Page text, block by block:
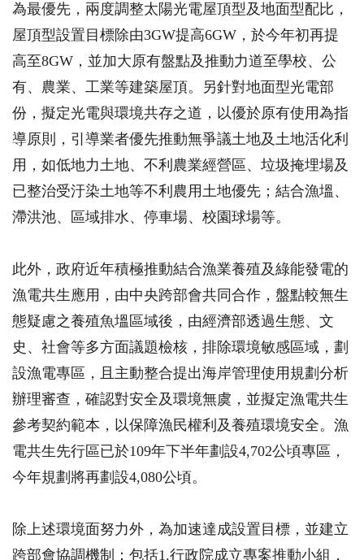
為最優先，兩度調整太陽光電屋頂型及地面型配比，
屋頂型設置目標除由3GW提高6GW，於今年初再提
高至8GW，並加大原有盤點及推動力道至學校、公
有、農業、工業等建築屋頂。另針對地面型光電部
份，擬定光電與環境共存之道，以優於原有使用為指
導原則，引導業者優先推動無爭議土地及土地活化利
用，如低地力土地、不利農業經營區、垃圾掩埋場及
已整治受汙染土地等不利農用土地優先；結合漁塭、
滯洪池、區域排水、停車場、校園球場等。
此外，政府近年積極推動結合漁業養殖及綠能發電的
漁電共生應用，由中央跨部會共同合作，盤點較無生
態疑慮之養殖魚塭區域後，由經濟部透過生態、文
史、社會等多方面議題檢核，排除環境敏感區域，劃
設漁電專區，且主動整合提出海岸管理使用規劃分析
辦理審查，確認對安全及環境無虞，並擬定漁電共生
參考契約範本，以保障漁民權利及養殖環境安全。漁
電共生先行區已於109年下半年劃設4,702公頃專區，
今年規劃將再劃設4,080公頃。
除上述環境面努力外，為加速達成設置目標，並建立
跨部會協調機制：包括1.行政院成立專案推動小組，